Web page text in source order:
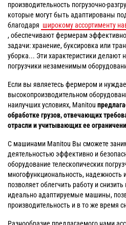
производительность погрузочно-
которые могут быть адаптированы
благодаря широкому ассортименту
, обеспечивают фермерам
задачи: хранение, буксировка или
уборка... Эти характеристики делают
погрузчики незаменимым
Если вы являетесь фермером и
высокопроизводительном
наилучших условиях, Manitou
обработке грузов, отвечающих
отрасли и учитывающих ее
С машинами Manitou Вы сможете
деятельностью эффективно и
оборудование телескопических
многофункциональность, надежность
позволяет облегчить работу и
идеально адаптируемые машины,
производительность и в то же время